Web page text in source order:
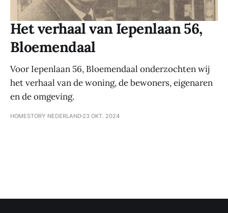
Het verhaal van Iepenlaan 56,
Bloemendaal
Voor Iepenlaan 56, Bloemendaal onderzochten wij
het verhaal van de woning, de bewoners, eigenaren
en de omgeving.
HOMESTORY NEDERLAND 23 OKT. 2024